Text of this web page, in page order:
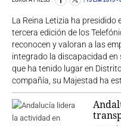
La Reina Letizia ha presidido
tercera edición de los
reconocen y valoran a las
integrado la discapacidad en
que ha tenido lugar en
compañía, su Majestad ha